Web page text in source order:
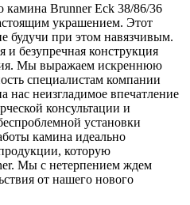
камина Brunner Eck 38/86/36
украшением. Этот
будучи при этом навязчивым.
и безупречная конструкция
Мы выражаем искреннюю
специалистам компании
нас неизгладимое впечатление
консультации и
установки
камина идеально
которую
Мы с нетерпением ждем
от нашего нового